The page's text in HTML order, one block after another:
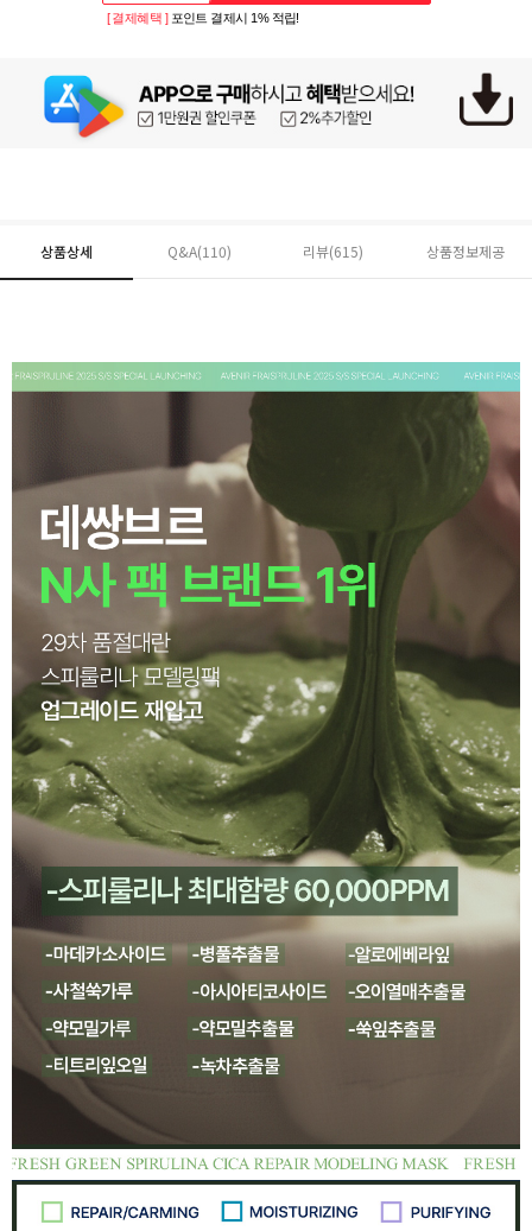
페이코 ID로 페
PAYCO 바로구매
[ 결제혜택 ] 포인트 결제시 1% 적립!
상품상세 Q&A(110) 리뷰(615) 상품정보제공